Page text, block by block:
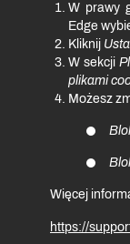
W prawy
Edge
Kliknij
W sekcji
plikami
Możesz
Więcej
https://